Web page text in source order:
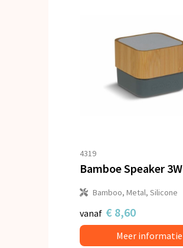
4319
Bamboe Speaker 3W
Bamboo, Metal, Silicone
vanaf € 8,60
Meer informatie